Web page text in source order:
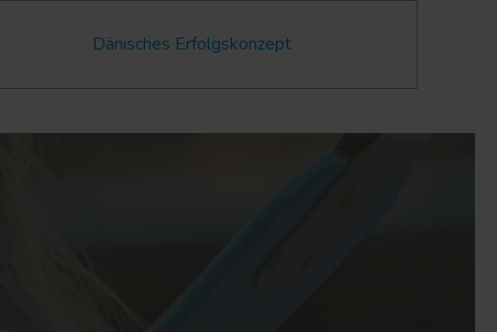
Dänisches Erfolgskonzept